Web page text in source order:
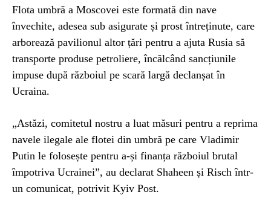
Flota umbră a Moscovei este formată din nave
învechite, adesea sub asigurate și prost întreținute, care
arborează pavilionul altor țări pentru a ajuta Rusia să
transporte produse petroliere, încălcând sancțiunile
impuse după războiul pe scară largă declanșat în
Ucraina.
„Astăzi, comitetul nostru a luat măsuri pentru a reprima
navele ilegale ale flotei din umbră pe care Vladimir
Putin le folosește pentru a-și finanța războiul brutal
împotriva Ucrainei”, au declarat Shaheen și Risch într-
un comunicat, potrivit Kyiv Post.